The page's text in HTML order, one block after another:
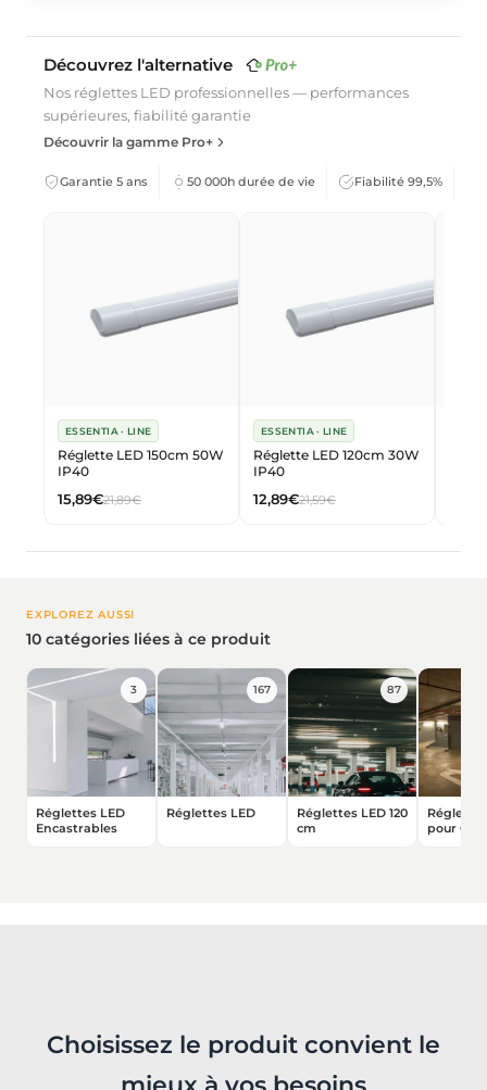
Découvrez l'alternative
Nos réglettes LED professionnelles — performances
supérieures, fiabilité garantie
Découvrir la gamme Pro+
Garantie 5 ans 50 000h durée de vie Fiabilité 99,5%
ESSENTIA · LINE
Réglette LED 150cm 50W
IP40
15,89€21,89€
ESSENTIA · LINE
Réglette LED 120cm 30W
IP40
12,89€21,59€
EXPLOREZ AUSSI
10 catégories liées à ce produit
3
Réglettes LED
Encastrables
167
Réglettes LED
87
Réglettes LED 120
cm
pour
Choisissez le produit convient le